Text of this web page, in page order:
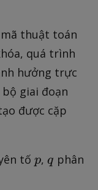
ui
v
1
\
m
d
{
thuật toán
quá trình
hưởng trực
giai đoạn
được cặp
tố p
p, q
q phân